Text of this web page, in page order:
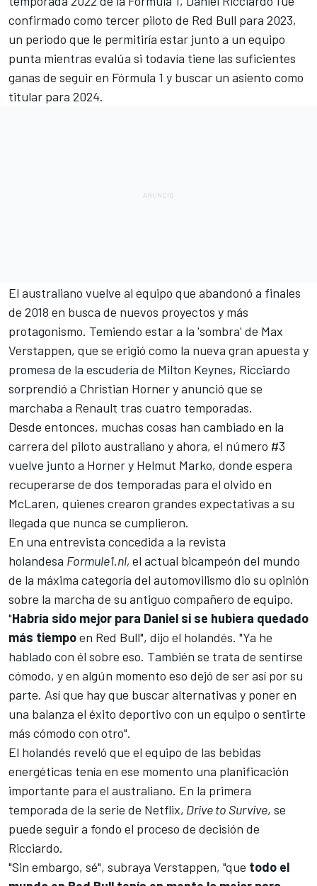
confirmado como tercer piloto de Red Bull para 2023,
un periodo que le permitiría estar junto a un equipo
punta mientras evalúa si todavía tiene las suficientes
ganas de seguir en Fórmula 1 y buscar un asiento como
titular para 2024.
El australiano vuelve al equipo que abandonó a finales
de 2018 en busca de nuevos proyectos y más
protagonismo. Temiendo estar a la 'sombra' de Max
Verstappen, que se erigió como la nueva gran apuesta y
promesa de la escudería de Milton Keynes, Ricciardo
sorprendió a Christian Horner y anunció que se
marchaba a Renault tras cuatro temporadas.
Desde entonces, muchas cosas han cambiado en la
carrera del piloto australiano y ahora, el número #3
vuelve junto a Horner y Helmut Marko, donde espera
recuperarse de dos temporadas para el olvido en
McLaren, quienes crearon grandes expectativas a su
llegada que nunca se cumplieron.
En una entrevista concedida a la revista
holandesa Formule1.nl, el actual bicampeón del mundo
de la máxima categoría del automovilismo dio su opinión
sobre la marcha de su antiguo compañero de equipo.
"Habría sido mejor para Daniel si se hubiera quedado
más tiempoen Red Bull", dijo el holandés. "Ya he
hablado con él sobre eso. También se trata de sentirse
cómodo, y en algún momento eso dejó de ser así por su
parte. Así que hay que buscar alternativas y poner en
una balanza el éxito deportivo con un equipo o sentirte
más cómodo con otro".
El holandés reveló que el equipo de las bebidas
energéticas tenía en ese momento una planificación
importante para el australiano. En la primera
temporada de la serie de Netflix, Drive to Survive, se
puede seguir a fondo el proceso de decisión de
Ricciardo.
"Sin embargo, sé", subraya Verstappen, "que todo el